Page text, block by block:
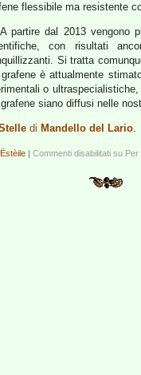
flessibile ma resistente
A partire dal 2013 vengono
con risultati
Si tratta
è attualmente
o
siano diffusi nelle
di Mandello del Lario.
| Commenti disabilitati su Per